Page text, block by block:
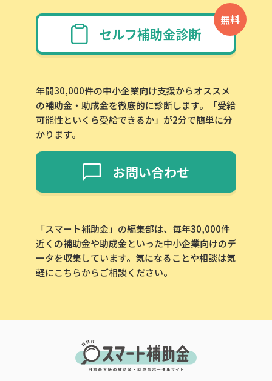
無料
セルフ補助金診断
年間30,000件の中小企業向け支援からオススメ
の補助金・助成金を徹底的に診断します。「受給
可能性といくら受給できるか」が2分で簡単に分
かります。
お問い合わせ
「スマート補助金」の編集部は、毎年30,000件
近くの補助金や助成金といった中小企業向けのデ
ータを収集しています。気になることや相談は気
軽にこちらからご相談ください。